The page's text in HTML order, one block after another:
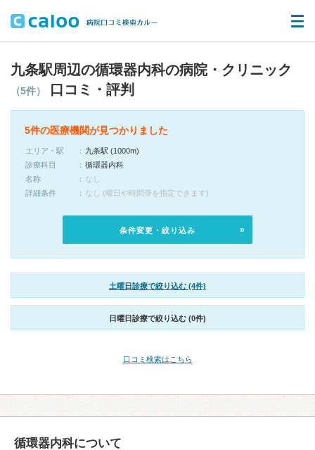
九条駅周辺の循環器内科の病院・クリニック
（5件） 口コミ・評判
5件の医療機関が見つかりました
エリア・駅
九条駅 (1000m)
診療科目
循環器内科
名称
なし
詳細条件
なし (曜日や時間帯を指定できます)
条件変更・絞り込み
土曜日診療で絞り込む (4件)
日曜日診療で絞り込む (0件)
口コミ検索はこちら
循環器内科について